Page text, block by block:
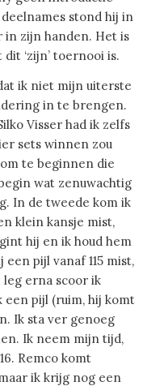
stond hij in
in zijn handen. Het is
‘zijn’ toernooi is.
ik niet mijn uiterste
in te brengen.
Visser had ik zelfs
sets winnen zou
te beginnen die
wat zenuwachtig
In de tweede kom ik
klein kansje mist,
hij en ik houd hem
pijl vanaf 115 mist,
leg erna scoor ik
een pijl (ruim, hij komt
Ik sta ver genoeg
Ik neem mijn tijd,
Remco komt
ik krijg nog een